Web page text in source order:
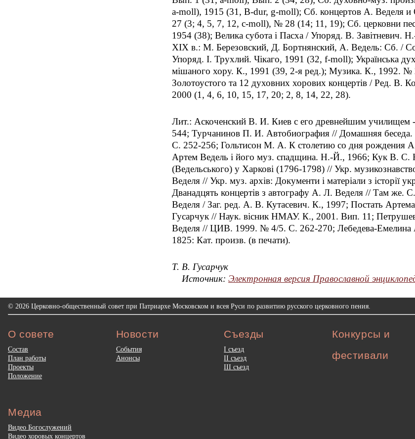
a-moll), 1915 (31, B-dur, g-moll); Сб. концертов А.
27 (3; 4, 5, 7, 12, c-moll), № 28 (14; 11, 19); Сб. церковни
1954 (38); Велика субота i Пасха / Упоряд. В.
XIX в.: М. Березовский, Д. Бортнянский, А. Ведель: Сб. /
Упоряд. I. Трухлий. Чiкаго, 1991 (32, f-moll); Украïнська
мiшаного хору. К., 1991 (39, 2-я ред.); Музика. К., 1992. №
Золотоустого та 12 духовних хорових концертiв / Ред. В.
2000 (1, 4, 6, 10, 15, 17, 20; 2, 8, 14, 22, 28).
Лит.: Аскоченский В. И. Киев с его древнейшим
544; Турчанинов П. И. Автобиография // Домашняя
С. 252-256; Гольтисон М. А. К столетию со дня
Артем Ведель i його муз. спадщина. Н.-Й., 1966; Кук В. С.
(Ведельського) у Харковi (1796-1798) // Укр.
Веделя // Укр. муз. архiв: Документи i матерiали з iсторiï
Дванадцять концертiв з автографу А. Л. Веделя // Там же.
Веделя / Заг. ред. А. В. Кутасевич. К., 1997; Постать
Гусарчук // Наук. вiсник НМАУ. К., 2001. Вип. 11;
Веделя // ЦИВ. 1999. № 4/5. С. 262-270; Лебедева-Емелина
1825: Кат. произв. (в печати).
Т. В. Гусарчук
Источник: Электронная версия Православной
© 2026 Церковно-общественный совет при Патриархе Московском и всея Руси по развитию русского церковного пения.
О совете
Состав
План работы
Проекты
Положение
Новости
События
Анонсы
Съезды
I съезд
II съезд
III съезд
Конкурсы и
фестивали
Медиа
Видео Богослужений
Видео хоровых концертов